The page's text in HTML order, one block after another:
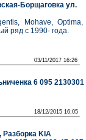
Борщаговка ул.
Mohave, Optima,
ряд с 1990- года.
03/11/2017 16:26
6 095 2130301
18/12/2015 16:05
Разборка KIA